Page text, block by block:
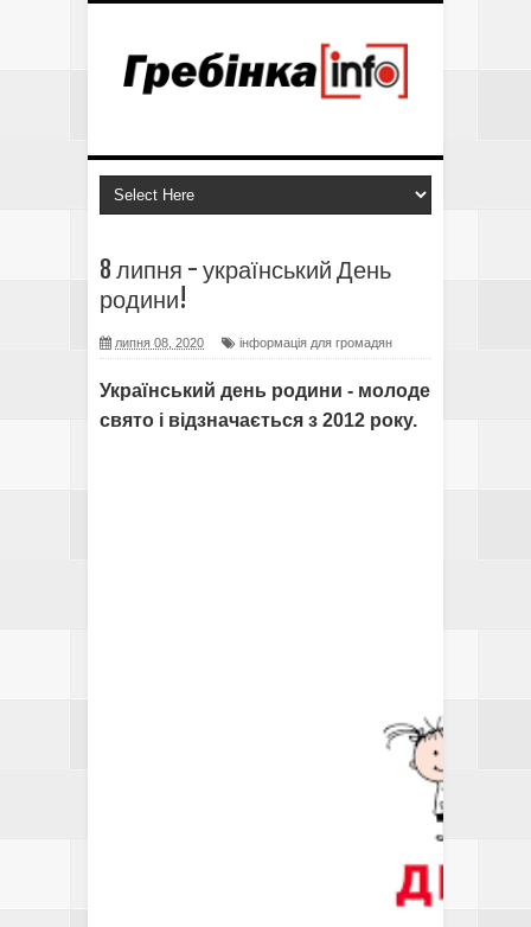
8 липня - український День
родини!
липня 08, 2020 інформація для громадян
Український день родини - молоде
свято і відзначається з 2012 року.